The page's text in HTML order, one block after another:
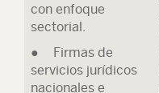
con enfoque
sectorial.
● Firmas de
servicios jurídicos
nacionales e